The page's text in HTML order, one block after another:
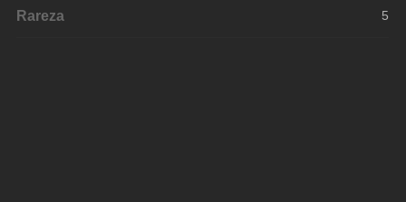
Rareza 5